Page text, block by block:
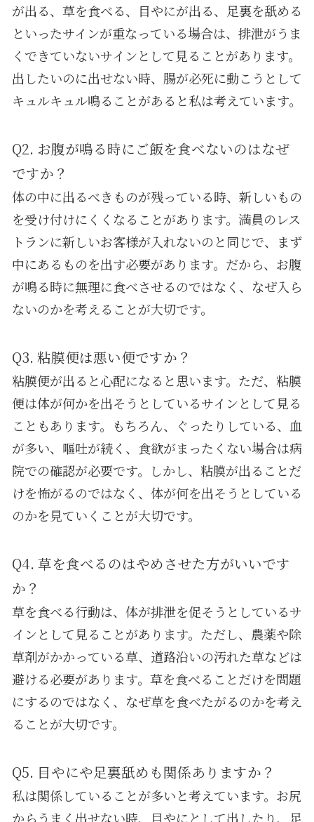
が出る、草を食べる、目やにが出る、足裏を舐める
といったサインが重なっている場合は、排泄がうま
くできていないサインとして見ることがあります。
出したいのに出せない時、腸が必死に動こうとして
キュルキュル鳴ることがあると私は考えています。
Q2. お腹が鳴る時にご飯を食べないのはなぜ
ですか？
体の中に出るべきものが残っている時、新しいもの
を受け付けにくくなることがあります。満員のレス
トランに新しいお客様が入れないのと同じで、まず
中にあるものを出す必要があります。だから、お腹
が鳴る時に無理に食べさせるのではなく、なぜ入ら
ないのかを考えることが大切です。
Q3. 粘膜便は悪い便ですか？
粘膜便が出ると心配になると思います。ただ、粘膜
便は体が何かを出そうとしているサインとして見る
こともあります。もちろん、ぐったりしている、血
が多い、嘔吐が続く、食欲がまったくない場合は病
院での確認が必要です。しかし、粘膜が出ることだ
けを怖がるのではなく、体が何を出そうとしている
のかを見ていくことが大切です。
Q4. 草を食べるのはやめさせた方がいいです
か？
草を食べる行動は、体が排泄を促そうとしているサ
インとして見ることがあります。ただし、農薬や除
草剤がかかっている草、道路沿いの汚れた草などは
避ける必要があります。草を食べることだけを問題
にするのではなく、なぜ草を食べたがるのかを考え
ることが大切です。
Q5. 目やにや足裏舐めも関係ありますか？
私は関係していることが多いと考えています。お尻
からうまく出せない時、目やにとして出したり、足